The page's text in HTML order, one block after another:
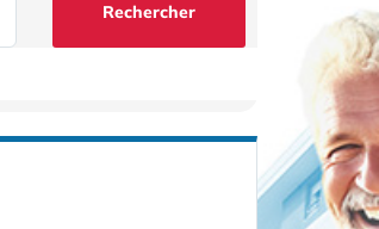
Rechercher